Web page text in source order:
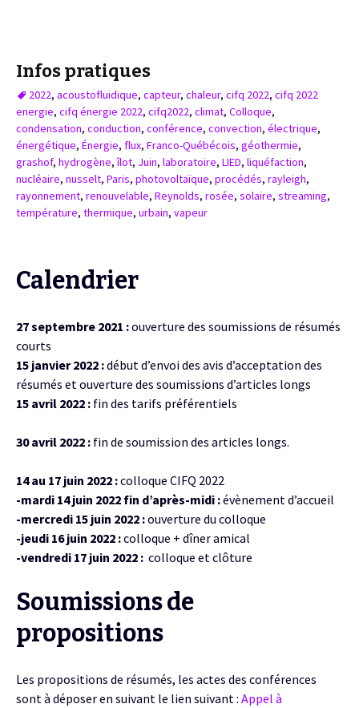
Infos pratiques
2022, acoustofluidique, capteur, chaleur, cifq 2022, cifq 2022
energie, cifq énergie 2022, cifq2022, climat, Colloque,
condensation, conduction, conférence, convection, électrique,
énergétique, Énergie, flux, Franco-Québécois, géothermie,
grashof, hydrogène,îlot, Juin, laboratoire, LIED, liquéfaction,
nucléaire, nusselt, Paris, photovoltaïque, procédés, rayleigh,
rayonnement, renouvelable, Reynolds, rosée, solaire, streaming,
température, thermique, urbain, vapeur
Calendrier
27 septembre 2021 :ouverture des soumissions de résumés
courts
15 janvier 2022 :début d’envoi des avis d’acceptation des
résumés et ouverture des soumissions d’articles longs
15 avril 2022 : fin des tarifs préférentiels
30 avril 2022 : fin de soumission des articles longs.
14 au 17 juin 2022 :colloque CIFQ 2022
-mardi 14 juin 2022 fin d’après-midi :évènement d’accueil
-mercredi 15 juin 2022 :ouverture du colloque
-jeudi 16 juin 2022 :colloque + dîner amical
-vendredi 17 juin 2022 : colloque et clôture
Soumissions de
propositions
Les propositions de résumés, les actes des conférences
sont à déposer en suivant le lien suivant : Appel à